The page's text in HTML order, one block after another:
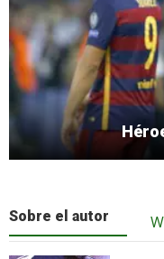
Sobre el autor